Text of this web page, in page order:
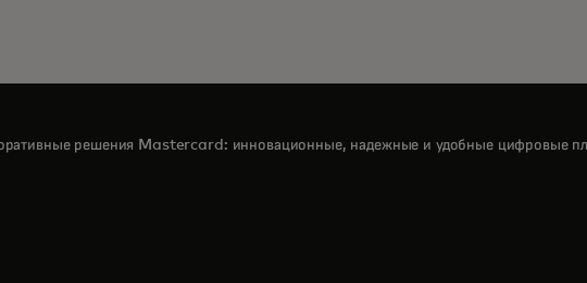
решения Mastercard: инновационные, надежные и удобные цифровые